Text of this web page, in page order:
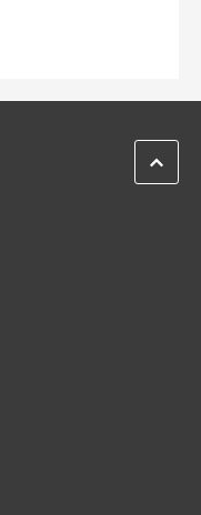
kartě
na nové kartě
ZPĚT